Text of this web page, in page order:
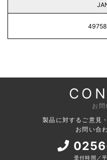
お問
製品に対するご意見
お問い合
受付時間／